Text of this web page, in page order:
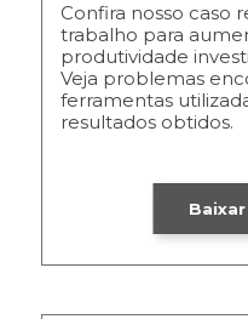
Confira nosso caso
trabalho para
produtividade
Veja problemas
ferramentas
resultados obtidos.
Baixar